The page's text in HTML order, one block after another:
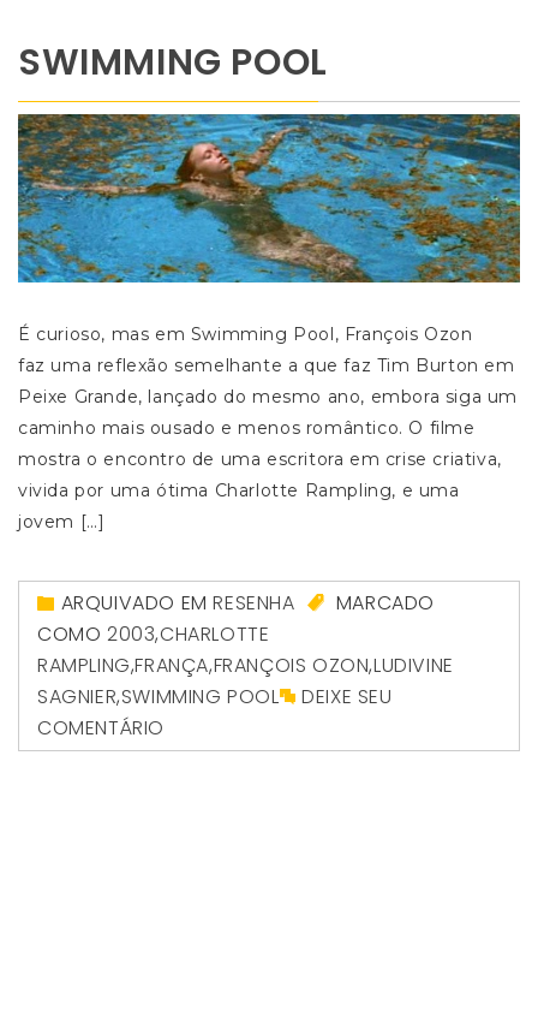
SWIMMING POOL
É curioso, mas em Swimming Pool, François Ozon
faz uma reflexão semelhante a que faz Tim Burton em
Peixe Grande, lançado do mesmo ano, embora siga um
caminho mais ousado e menos romântico. O filme
mostra o encontro de uma escritora em crise criativa,
vivida por uma ótima Charlotte Rampling, e uma
jovem […]
ARQUIVADO EMRESENHA
MARCADO
COMO 2003,CHARLOTTE
RAMPLING,FRANÇA,FRANÇOIS OZON,LUDIVINE
SAGNIER,SWIMMING POOL
DEIXE SEU
COMENTÁRIO